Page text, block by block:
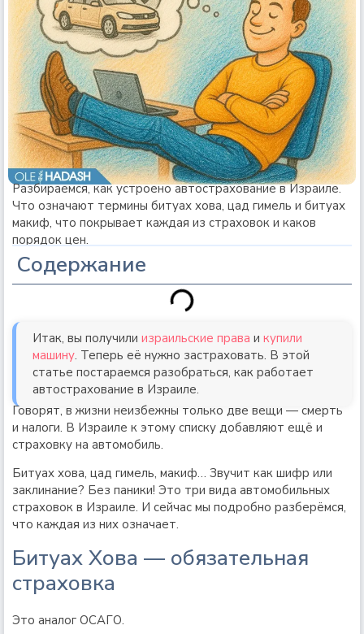
Разбираемся, как устроено автострахование в Израиле.
Что означают термины битуах хова, цад гимель и битуах
макиф, что покрывает каждая из страховок и каков
порядок цен.
Содержание
Итак, вы получили израильские права и купили
машину. Теперь её нужно застраховать. В этой
статье постараемся разобраться, как работает
автострахование в Израиле.
Говорят, в жизни неизбежны только две вещи — смерть
и налоги. В Израиле к этому списку добавляют ещё и
страховку на автомобиль.
Битуах хова, цад гимель, макиф… Звучит как шифр или
заклинание? Без паники! Это три вида автомобильных
страховок в Израиле. И сейчас мы подробно разберёмся,
что каждая из них означает.
Битуах Хова — обязательная
страховка
Это аналог ОСАГО.